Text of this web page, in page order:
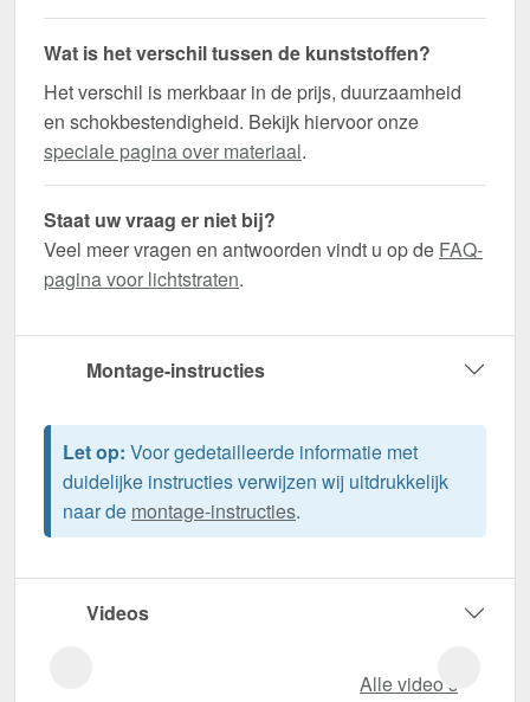
Wat is het verschil tussen de kunststoffen?
Het verschil is merkbaar in de prijs, duurzaamheid
en schokbestendigheid. Bekijk hiervoor onze
speciale pagina over materiaal.
Staat uw vraag er niet bij?
Veel meer vragen en antwoorden vindt u op de FAQ-
pagina voor lichtstraten.
Montage-instructies
Let op: Voor gedetailleerde informatie met
duidelijke instructies verwijzen wij uitdrukkelijk
naar de montage-instructies.
Videos
Alle video‘s